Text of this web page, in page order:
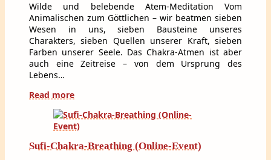
Wilde und belebende Atem-Meditation Vom
Animalischen zum Göttlichen – wir beatmen sieben
Wesen in uns, sieben Bausteine unseres
Charakters, sieben Quellen unserer Kraft, sieben
Farben unserer Seele. Das Chakra-Atmen ist aber
auch eine Zeitreise – von dem Ursprung des
Lebens…
Read more
Sufi-Chakra-Breathing (Online-Event)